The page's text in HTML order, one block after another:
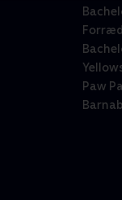
Paw